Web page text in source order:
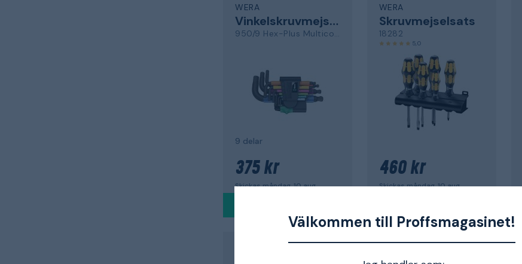
Välkommen till Proffsmagasinet!
WERA
Vinkelskruvmejselsats
950/9 Hex-Plus Multicolour 2
9 delar
375 kr
Skickas måndag, 10 aug.
WERA
Skruvmejselsats
18282
5,0
460 kr
Skickas måndag, 10 aug.
WERA